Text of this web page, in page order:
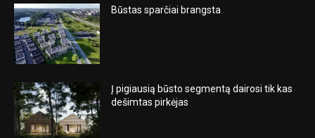
Būstas sparčiai brangsta
Į pigiausią būsto segmentą dairosi tik kas
dešimtas pirkėjas